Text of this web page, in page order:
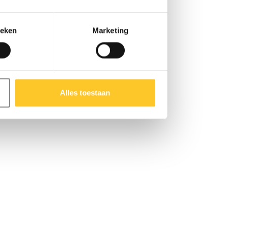
Marketing
Alles toestaan